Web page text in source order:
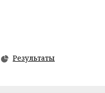
Результаты